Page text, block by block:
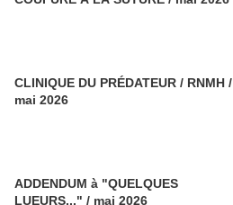
CLINIQUE DU PRÉDATEUR / RNMH /
mai 2026
ADDENDUM à "QUELQUES
LUEURS..." / mai 2026